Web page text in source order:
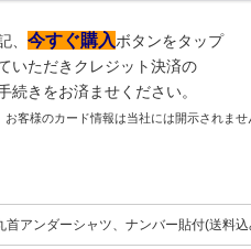
、 今すぐ購入ボタンをタップ
いただきクレジット決済の
続きをお済ませください。
お客様のカード情報は当社には開示されませ
首アンダーシャツ、ナンバー貼付(送料